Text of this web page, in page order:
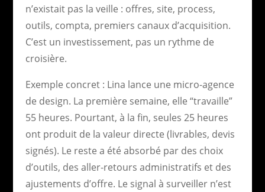
n’existait pas la veille : offres, site, process,
outils, compta, premiers canaux d’acquisition.
C’est un investissement, pas un rythme de
croisière.
Exemple concret : Lina lance une micro-agence
de design. La première semaine, elle “travaille”
55 heures. Pourtant, à la fin, seules 25 heures
ont produit de la valeur directe (livrables, devis
signés). Le reste a été absorbé par des choix
d’outils, des aller-retours administratifs et des
ajustements d’offre. Le signal à surveiller n’est